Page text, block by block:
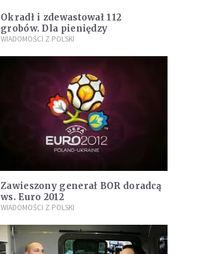
Okradł i zdewastował 112
grobów. Dla pieniędzy
WIADOMOŚCI Z POLSKI
Zawieszony generał BOR doradcą
ws. Euro 2012
WIADOMOŚCI Z POLSKI